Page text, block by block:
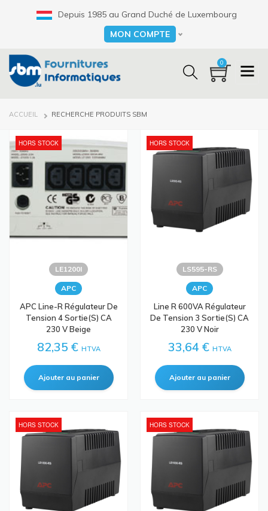
Depuis 1985 au Grand Duché de Luxembourg
Select your language
MON COMPTE
0
FIL
ACCUEIL RECHERCHE PRODUITS SBM
HORS STOCK
LE1200I
APC
APC Line-R Régulateur De
Tension 4 Sortie(s) CA
230 V Beige
82,35 € HTVA
HORS STOCK
LS595-RS
APC
Line R 600VA Régulateur
De Tension 3 Sortie(s) CA
230 V Noir
33,64 € HTVA
HORS STOCK HORS STOCK